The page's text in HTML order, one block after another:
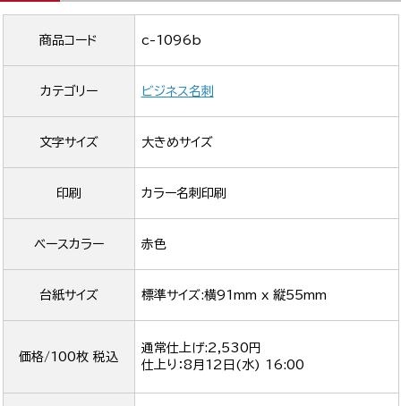
商品コード c-1096b
カテゴリー ビジネス名刺
文字サイズ 大きめサイズ
印刷 カラー名刺印刷
ベースカラー 赤色
台紙サイズ 標準サイズ:横91mm x 縦55mm
価格/100枚 税込
通常仕上げ:2,530円
仕上り：8月12日(水) 16:00